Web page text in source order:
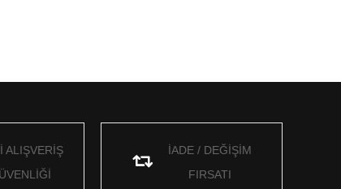
ALIŞVERİŞ
İADE / DEĞİŞİM
FIRSATI